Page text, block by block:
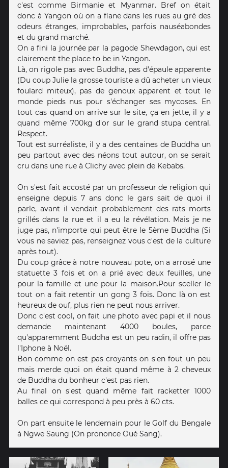
c'est comme Birmanie et Myanmar. Bref on était
donc à Yangon où on a flanė dans les rues au gré des
odeurs étranges, improbables, parfois nauséabondes
et du grand marché.
On a fini la journée par la pagode Shewdagon, qui est
clairement the place to be in Yangon.
Là, on rigole pas avec Buddha, pas d'épaule apparente
(Du coup Julie la grosse touriste a dû acheter un vieux
foulard miteux), pas de genoux apparent et tout le
monde pieds nus pour s'échanger ses mycoses. En
tout cas quand on arrive sur le site, ça en jette, il y a
quand même 700kg d'or sur le grand stupa central.
Respect.
Tout est surréaliste, il y a des centaines de Buddha un
peu partout avec des néons tout autour, on se serait
cru dans une rue à Clichy avec plein de Kebabs.
On s'est fait accosté par un professeur de religion qui
enseigne depuis 7 ans donc le gars sait de quoi il
parle, avant il vendait probablement des rats morts
grillés dans la rue et il a eu la révélation. Mais je ne
juge pas, n'importe qui peut être le 5ème Buddha (Si
vous ne saviez pas, renseignez vous c'est de la culture
après tout).
Du coup grâce à notre nouveau pote, on a arrosé une
statuette 3 fois et on a prié avec deux feuilles, une
pour la famille et une pour la maison.Pour sceller le
tout on a fait retentir un gong 3 fois. Donc là on est
heureux de ouf, plus rien ne peut nous arriver.
Donc c'est cool, on fait une photo avec papi et il nous
demande maintenant 4000 boules, parce
qu'apparemment Buddha est un peu radin, il offre pas
l'Iphone à Noël.
Bon comme on est pas croyants on s'en fout un peu
mais merde quoi on était quand même à 2 cheveux
de Buddha du bonheur c'est pas rien.
Au final on s'est quand même fait racketter 1000
balles ce qui correspond à peu près à 60 cts.
On part ensuite le lendemain pour le Golf du Bengale
à Ngwe Saung (On prononce Oué Sang).